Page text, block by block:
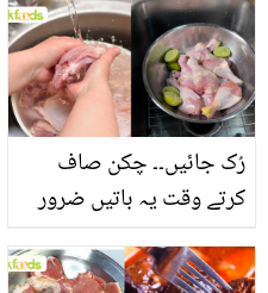
بنانے کے چند قدرتی طریقے
رُک جائیں۔۔ چکن صاف
کرتے وقت یہ باتیں ضرور